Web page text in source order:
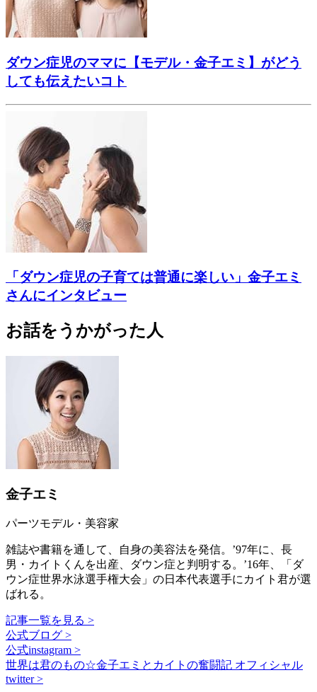
ダウン症児のママに【モデル・金子エミ】がどう
しても伝えたいコト
「ダウン症児の子育ては普通に楽しい」金子エミ
さんにインタビュー
お話をうかがった人
金子エミ
パーツモデル・美容家
雑誌や書籍を通して、自身の美容法を発信。’97年に、長
男・カイトくんを出産、ダウン症と判明する。’16年、「ダ
ウン症世界水泳選手権大会」の日本代表選手にカイト君が選
ばれる。
記事一覧を見る >
公式ブログ >
公式instagram >
世界は君のもの☆金子エミとカイトの奮闘記 オフィシャル
twitter >